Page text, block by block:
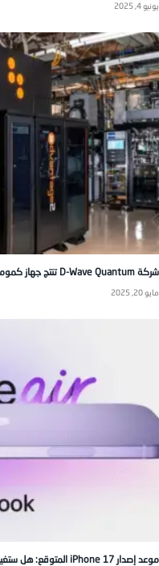
يونيو 4, 2025
شركة D-Wave Quantum تنتج جهاز كمومي جديد
مايو 20, 2025
موعد إصدار iPhone 17 المتوقع: هل ستغير أبل قواعد اللعبة مرة أخرى؟